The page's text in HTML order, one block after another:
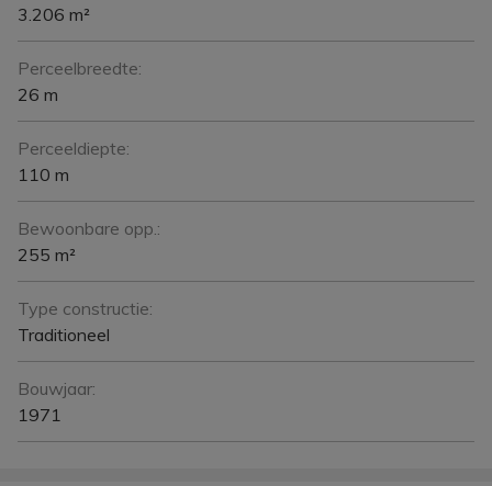
3.206 m²
Perceelbreedte:
26 m
Perceeldiepte:
110 m
Bewoonbare opp.:
255 m²
Type constructie:
Traditioneel
Bouwjaar:
1971